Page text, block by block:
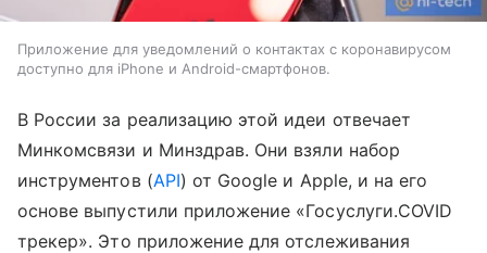
Приложение для уведомлений о контактах с коронавирусом
доступно для iPhone и Android-смартфонов.
В России за реализацию этой идеи отвечает
Минкомсвязи и Минздрав. Они взяли набор
инструментов (API) от Google и Apple, и на его
основе выпустили приложение «Госуслуги.COVID
трекер». Это приложение для отслеживания